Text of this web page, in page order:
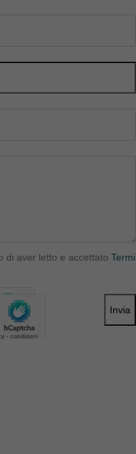
di aver letto e accettato
Invia